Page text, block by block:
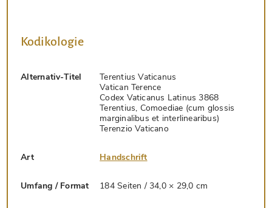
Kodikologie
Alternativ-Titel
Terentius Vaticanus
Vatican Terence
Codex Vaticanus Latinus 3868
Terentius, Comoediae (cum glossis
marginalibus et interlinearibus)
Terenzio Vaticano
Art Handschrift
Umfang / Format 184 Seiten / 34,0 × 29,0 cm